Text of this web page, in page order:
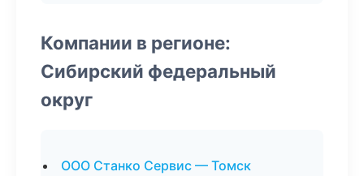
Компании в регионе:
Сибирский федеральный
округ
ООО Станко Сервис — Томск